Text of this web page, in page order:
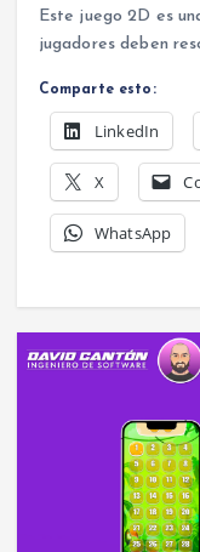
Este juego 2D es
jugadores deben
Comparte esto:
LinkedIn
X
WhatsApp